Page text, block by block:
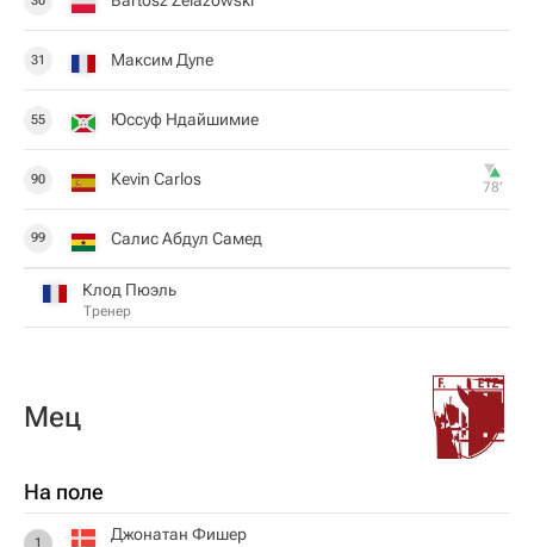
31 Максим Дупе
55 Юссуф Ндайшимие
90 Kevin Carlos 78‎’‎
99 Салис Абдул Самед
Клод Пюэль
Тренер
Мец
На поле
1 Джонатан Фишер